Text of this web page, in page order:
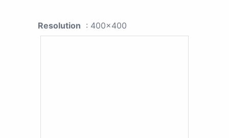
Resolution : 400x400